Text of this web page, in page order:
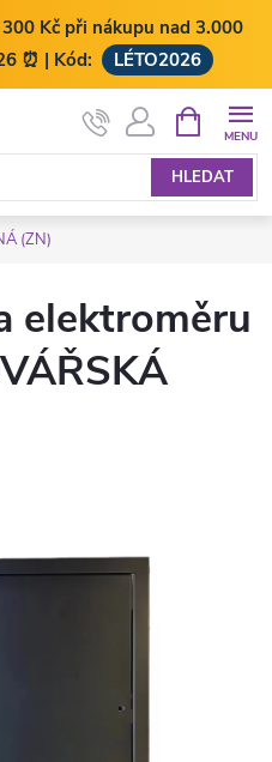
Kč při nákupu nad 3.000
⏰ | Kód:
LÉTO2026
HLEDAT
NÁKUPNÍ
KOŠÍK
(ZN)
elektroměru